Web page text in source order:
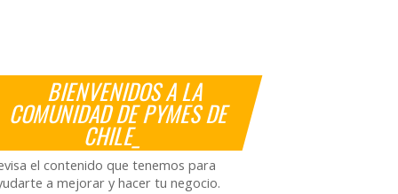
BIENVENIDOS A LA
COMUNIDAD DE PYMES DE
CHILE_
el contenido que tenemos para
a mejorar y hacer tu negocio.